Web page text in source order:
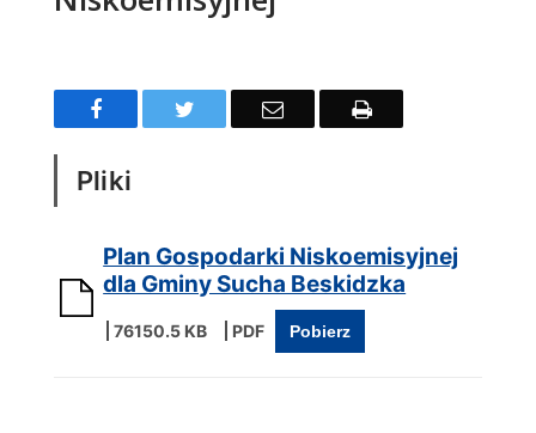
FacebookTwitter Email Drukuj
Pliki
Plan Gospodarki Niskoemisyjnej
dla Gminy Sucha Beskidzka
76150.5 KB Pobierz